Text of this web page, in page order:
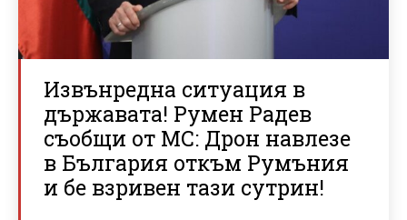
Извънредна ситуация в
държавата! Румен Радев
съобщи от МС: Дрон навлезе
в България откъм Румъния
и бе взривен тази сутрин!